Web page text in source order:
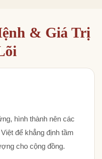
& Giá Trị
hình thành nên các
để khẳng định tầm
cho cộng đồng.